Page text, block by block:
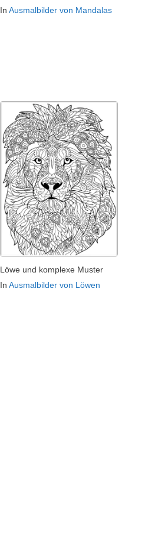
InAusmalbilder von Mandalas
Löwe und komplexe Muster
InAusmalbilder von Löwen